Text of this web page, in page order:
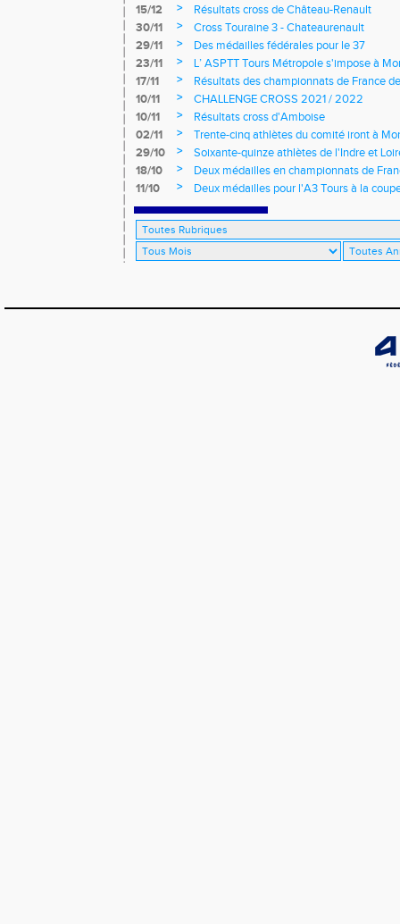
15/12
>
Résultats cross de Château-Renault
30/11
>
Cross Touraine 3 - Chateaurenault
29/11
>
Des médailles fédérales pour le 37
23/11
>
L’ ASPTT Tours Métropole s'impose à
17/11
>
Résultats des championnats de France
10/11
>
CHALLENGE CROSS 2021 / 2022
10/11
>
Résultats cross d'Amboise
02/11
>
Trente-cinq athlètes du comité iront à
29/10
>
Soixante-quinze athlètes de l'Indre et
régionaux de cross-country 2021
18/10 >
Deux médailles en championnats de
11/10
> Deux médailles pour l'A3 Tours à la